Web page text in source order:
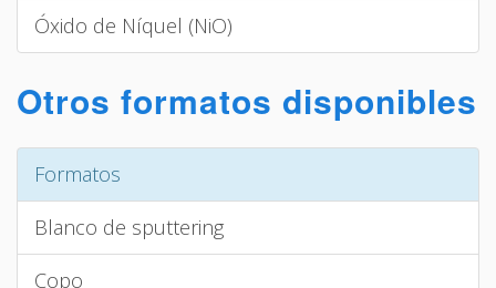
Óxido de Níquel (NiO)
Otros formatos disponibles
Formatos
Blanco de sputtering
Copo